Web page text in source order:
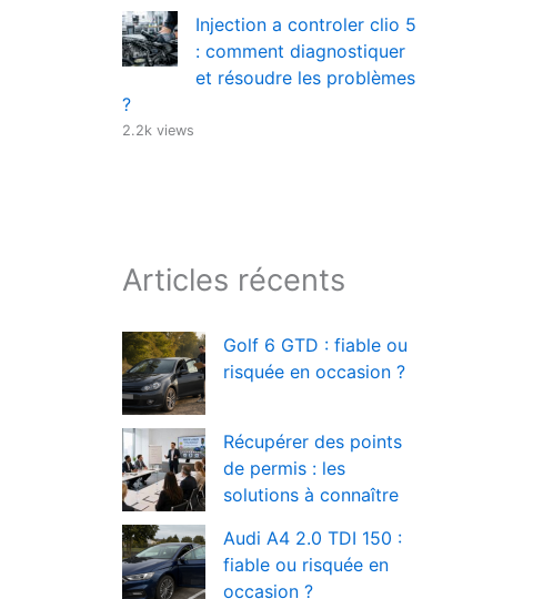
Injection a controler clio 5
: comment diagnostiquer
et résoudre les problèmes
?
2.2k views
Articles récents
Golf 6 GTD : fiable ou
risquée en occasion ?
Récupérer des points
de permis : les
solutions à connaître
Audi A4 2.0 TDI 150 :
fiable ou risquée en
occasion ?